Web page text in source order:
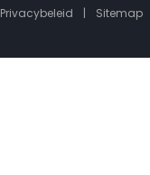
Privacybeleid
| Sitemap